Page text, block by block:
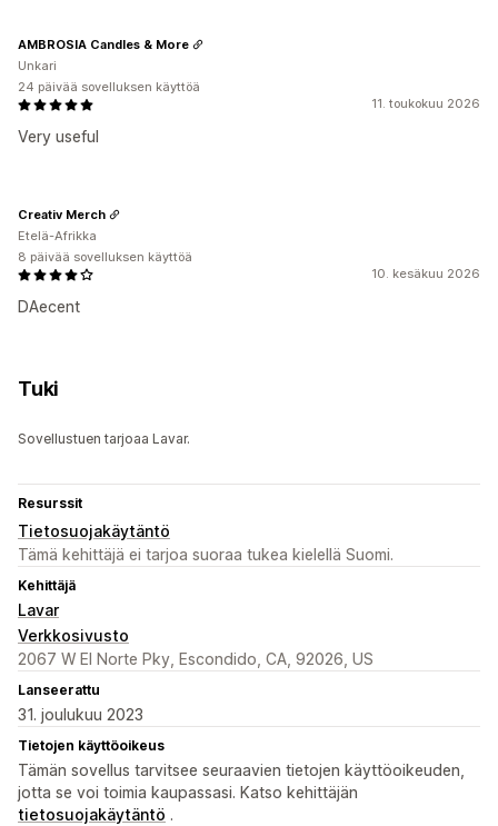
11. toukokuu 2026
Very useful
AMBROSIA Candles & More
Unkari
24 päivää sovelluksen käyttöä
10. kesäkuu 2026
DAecent
Creativ Merch
Etelä-Afrikka
8 päivää sovelluksen käyttöä
Tuki
Sovellustuen tarjoaa Lavar.
Resurssit
Tietosuojakäytäntö
Tämä kehittäjä ei tarjoa suoraa tukea kielellä Suomi.
Kehittäjä
Lavar
Verkkosivusto
2067 W El Norte Pky, Escondido, CA, 92026, US
Lanseerattu
31. joulukuu 2023
Tietojen käyttöoikeus
Tämän sovellus tarvitsee seuraavien tietojen käyttöoikeuden,
jotta se voi toimia kaupassasi. Katso kehittäjän
tietosuojakäytäntö .